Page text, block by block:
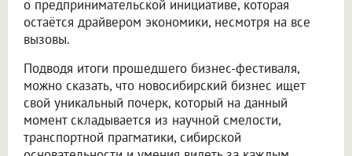
о предпринимательской инициативе, которая
остаётся драйвером экономики, несмотря на все
вызовы.
Подводя итоги прошедшего бизнес-фестиваля,
можно сказать, что новосибирский бизнес ищет
свой уникальный почерк, который на данный
момент складывается из научной смелости,
транспортной прагматики, сибирской